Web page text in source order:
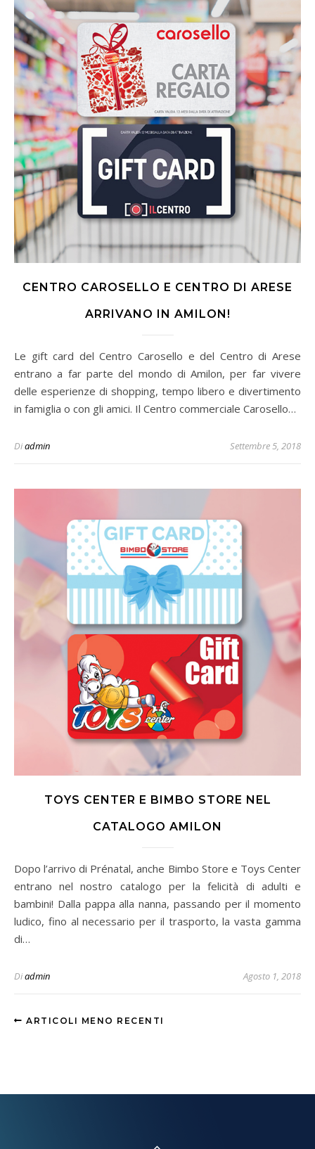
CENTRO CAROSELLO E CENTRO DI ARESE
ARRIVANO IN AMILON!
Le gift card del Centro Carosello e del Centro di Arese
entrano a far parte del mondo di Amilon, per far vivere
delle esperienze di shopping, tempo libero e divertimento
in famiglia o con gli amici. Il Centro commerciale Carosello…
Diadmin Settembre 5, 2018
TOYS CENTER E BIMBO STORE NEL
CATALOGO AMILON
Dopo l’arrivo di Prénatal, anche Bimbo Store e Toys Center
entrano nel nostro catalogo per la felicità di adulti e
bambini! Dalla pappa alla nanna, passando per il momento
ludico, fino al necessario per il trasporto, la vasta gamma
di…
Diadmin Agosto 1, 2018
ARTICOLI MENO RECENTI